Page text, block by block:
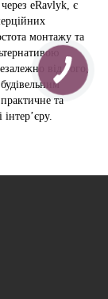
eRavlyk, є
монтажу та
від того,
та